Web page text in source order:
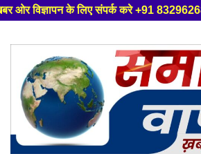
करे +91 8329626839 ,हमारे यूट्यूब चैनल
content